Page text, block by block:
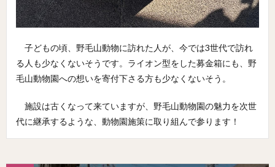
子どもの頃、野毛山動物に訪れた人が、今では3世代で訪れ
る人も少なくないそうです。ライオン型をした募金箱にも、野
毛山動物園への想いを寄付下さる方も少なくないそう。
施設は古くなって来ていますが、野毛山動物園の魅力を次世
代に継承するような、動物園施策に取り組んで参ります！